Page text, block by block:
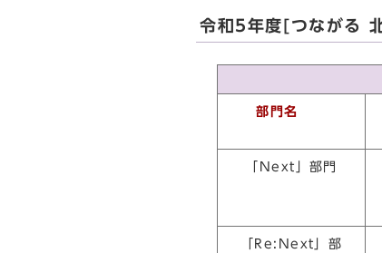
令和5年度[つながる
部門名
「Next」部門
「Re:Next」部